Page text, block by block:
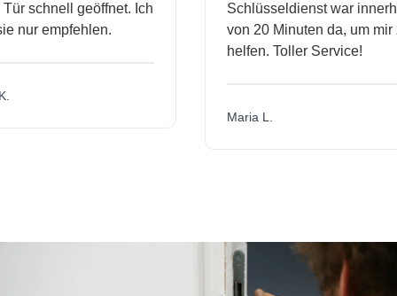
geöffnet. Ich
empfehlen.
Schlüsseldienst war innerhalb
von 20 Minuten da, um mir zu
helfen. Toller Service!
Maria L.